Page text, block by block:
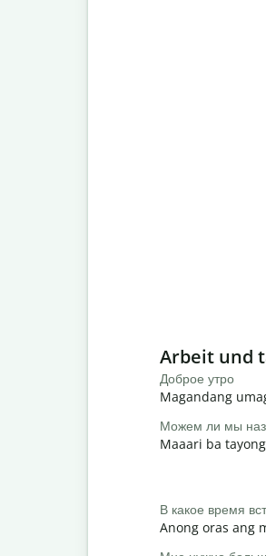
Slide 1 of 6
Arbeit und
Доброе утро
Magandang
Можем ли мы
Maaari ba
В какое время
Anong oras ang